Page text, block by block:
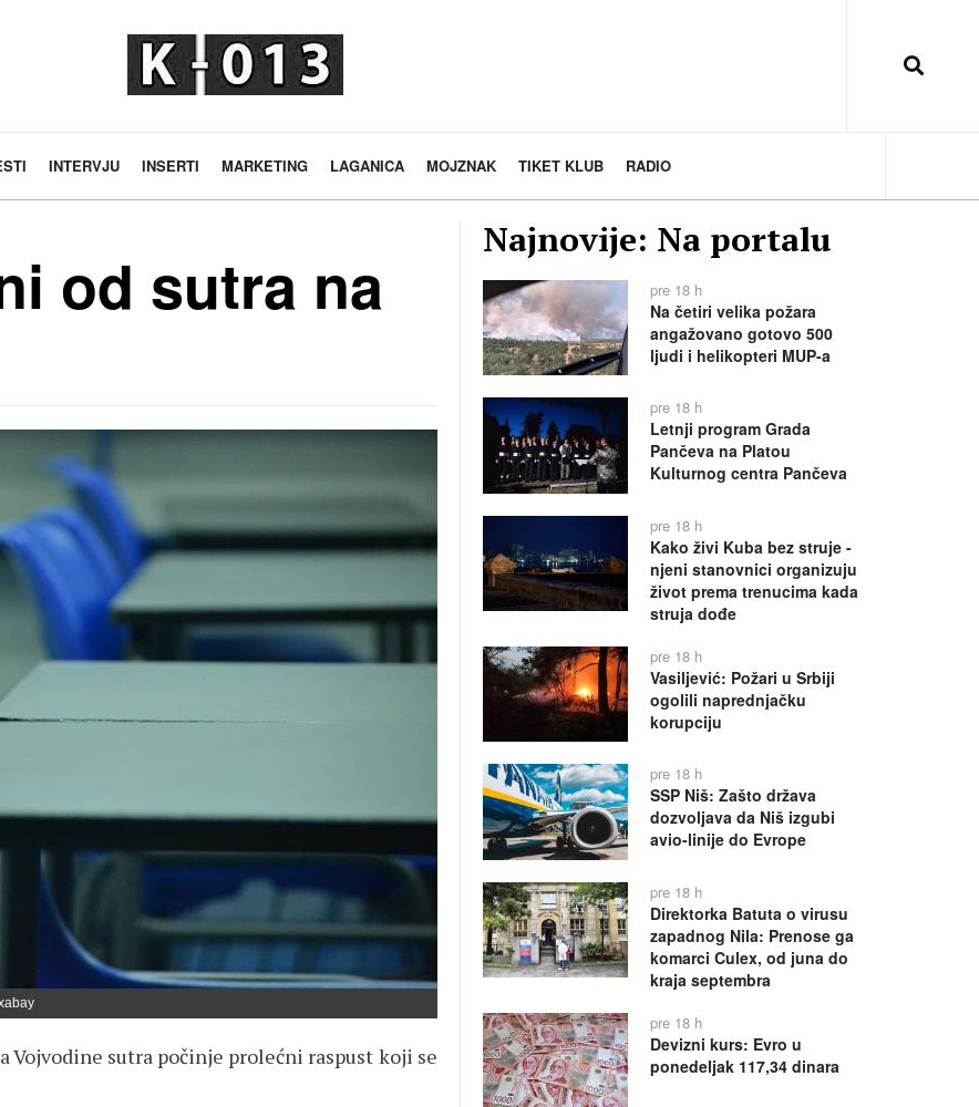
INTERVJU INSERTI MARKETING LAGANICA MOJZNAK TIKET KLUB RADIO
od sutra na
Vojvodine sutra počinje prolećni raspust koji se
Najnovije: Na portalu
pre 18 h
Na četiri velika požara
angažovano gotovo 500
ljudi i helikopteri MUP-a
pre 18 h
Letnji program Grada
Pančeva na Platou
Kulturnog centra Pančeva
pre 18 h
Kako živi Kuba bez struje -
njeni stanovnici organizuju
život prema trenucima kada
struja dođe
pre 18 h
Vasiljević: Požari u Srbiji
ogolili naprednjačku
korupciju
pre 18 h
SSP Niš: Zašto država
dozvoljava da Niš izgubi
avio-linije do Evrope
pre 18 h
Direktorka Batuta o virusu
zapadnog Nila: Prenose ga
komarci Culex, od juna do
kraja septembra
pre 18 h
Devizni kurs: Evro u
ponedeljak 117,34 dinara